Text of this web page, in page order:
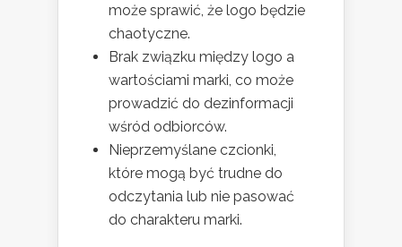
może sprawić, że logo będzie
chaotyczne.
Brak związku między logo a
wartościami marki, co może
prowadzić do dezinformacji
wśród odbiorców.
Nieprzemyślane czcionki,
które mogą być trudne do
odczytania lub nie pasować
do charakteru marki.